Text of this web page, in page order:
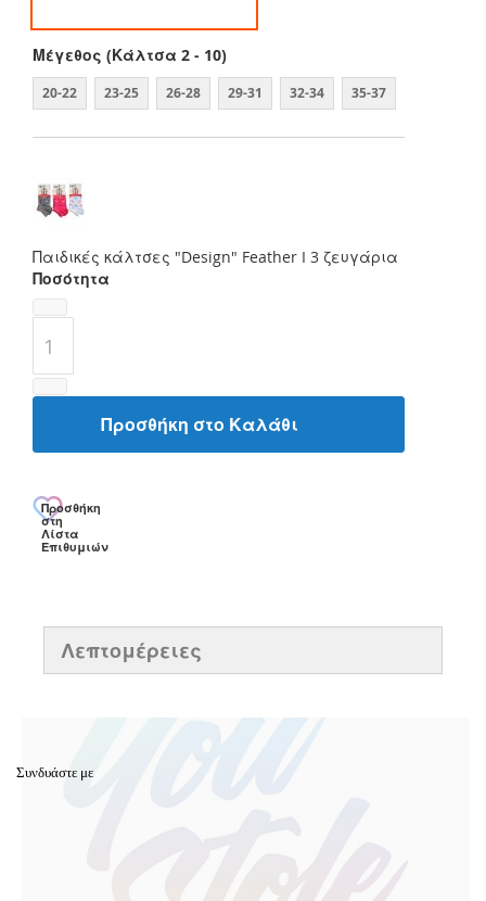
Μέγεθος (Κάλτσα 2 - 10)
20-22 23-25 26-28 29-31 32-34 35-37
Παιδικές κάλτσες "Design" Feather I 3 ζευγάρια
Ποσότητα
Προσθήκη στο Καλάθι
Προσθήκη
στη
Λίστα
Επιθυμιών
Λεπτομέρειες
Συνδυάστε με